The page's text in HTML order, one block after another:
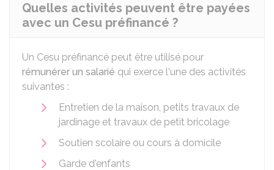
Quelles activités peuvent être payées
avec un Cesu préfinancé ?
Un Cesu préfinancé peut être utilisé pour
rémunérer un salarié qui exerce l'une des activités
suivantes :
Entretien de la maison, petits travaux de
jardinage et travaux de petit bricolage
Soutien scolaire ou cours à domicile
Garde d'enfants